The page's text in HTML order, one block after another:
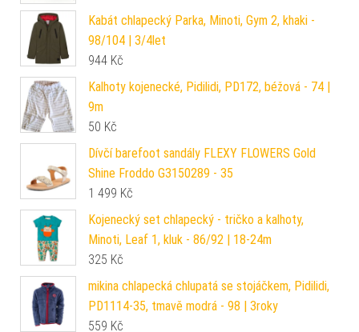
Kabát chlapecký Parka, Minoti, Gym 2, khaki -
98/104 | 3/4let
944 Kč
Kalhoty kojenecké, Pidilidi, PD172, béžová - 74 |
9m
50 Kč
Dívčí barefoot sandály FLEXY FLOWERS Gold
Shine Froddo G3150289 - 35
1 499 Kč
Kojenecký set chlapecký - tričko a kalhoty,
Minoti, Leaf 1, kluk - 86/92 | 18-24m
325 Kč
mikina chlapecká chlupatá se stojáčkem, Pidilidi,
PD1114-35, tmavě modrá - 98 | 3roky
559 Kč